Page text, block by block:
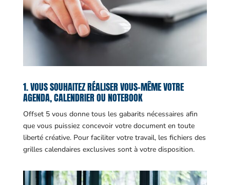
1. VOUS SOUHAITEZ RÉALISER VOUS-MÊME VOTRE
AGENDA, CALENDRIER OU NOTEBOOK
Offset 5 vous donne tous les gabarits nécessaires afin
que vous puissiez concevoir votre document en toute
liberté créative. Pour faciliter votre travail, les fichiers des
grilles calendaires exclusives sont à votre disposition.